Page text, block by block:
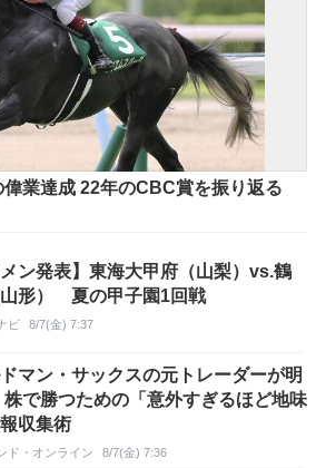
業達成 22年のCBC賞を振り返る
メン発表】東海大甲府（山梨）vs.鶴
山形） 夏の甲子園1回戦
ビ 8/7(金) 7:37
マン・サックスの元トレーダーが明
株で勝つための「意外すぎるほど地味
収集術
ド・オンライン 8/7(金) 7:36